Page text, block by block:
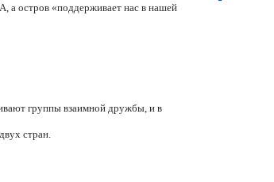
а остров «поддерживает нас в нашей
группы взаимной дружбы, и в
стран.